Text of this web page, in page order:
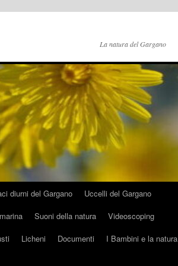
La natura del Gargano
diurni del Gargano
Uccelli del Gargano
Suoni della natura
Videoscoping
Licheni Documenti
I Bambini e la natura